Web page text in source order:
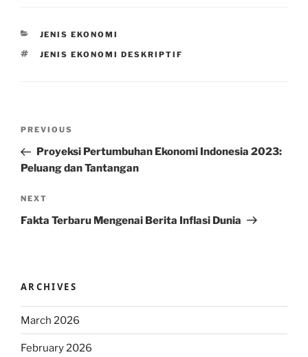
CATEGORIES
JENIS EKONOMI
TAGS
JENIS EKONOMI DESKRIPTIF
Previous
Post
PREVIOUS
Proyeksi Pertumbuhan Ekonomi Indonesia 2023:
Peluang dan Tantangan
Next
Post
NEXT
Fakta Terbaru Mengenai Berita Inflasi Dunia
ARCHIVES
March 2026
February 2026